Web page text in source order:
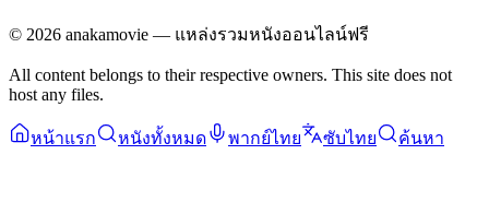
© 2026 anakamovie — แหล่งรวมหนังออนไลน์ฟรี
All content belongs to their respective owners. This site does not
host any files.
หน้าแรก หนังทั้งหมด พากย์ไทย ซับไทย ค้นหา